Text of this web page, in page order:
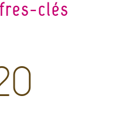
clés